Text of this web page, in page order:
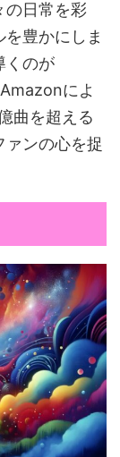
の日常を彩
豊かにしま
くのが
によ
曲を超える
ンの心を捉